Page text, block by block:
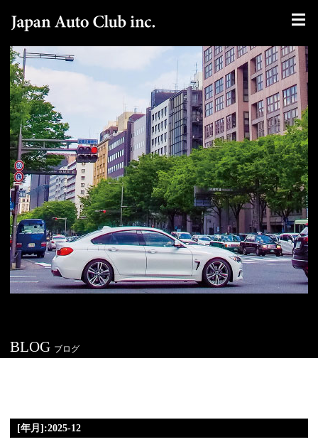
BLOG ブログ
[年月]:2025-12